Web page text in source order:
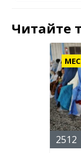
Читайте
2512